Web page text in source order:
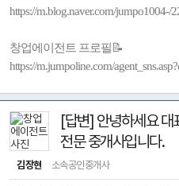
https://m.blog.naver.com/jumpo1004-/
창업에이전트 프로필📝
https://m.jumpoline.com/
[답변] 안녕하세요 대
전문 중개사입니다.
김장현 소속공인중개사